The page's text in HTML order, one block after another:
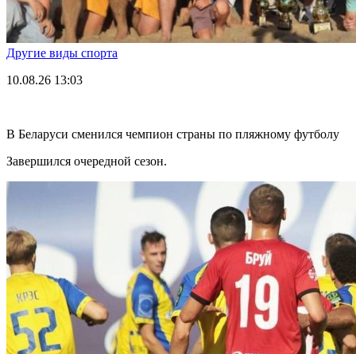
Другие виды спорта
10.08.26 13:03
В Беларуси сменился чемпион страны по пляжному футболу
Завершился очередной сезон.